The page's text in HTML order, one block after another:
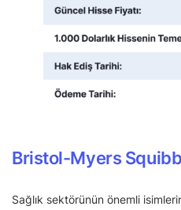
Bristol-Myers
Sağlık sektörünün önemli